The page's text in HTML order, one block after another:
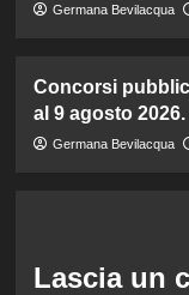
Germana Bevilacqua
Concorsi
al 9 agosto
Germana Bevilacqua
Lascia un